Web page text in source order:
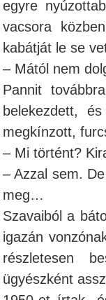
egyre
vacsora
kabátját le se
– Mától nem
Pannit
belekezdett,
megkínzott,
– Mi történt?
– Azzal sem.
meg…
Szavaiból a
igazán
részletesen
ügyészként